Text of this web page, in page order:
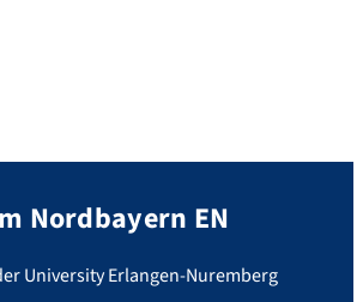
Nordbayern EN
University Erlangen-Nuremberg